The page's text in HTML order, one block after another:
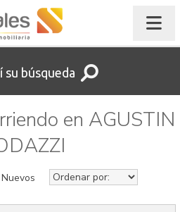
su búsqueda
en AGUSTIN
Nuevos